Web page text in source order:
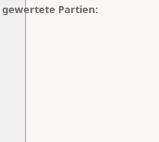
gewertete Partien: